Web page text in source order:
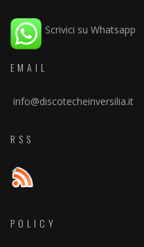
Scrivici su Whatsapp
EMAIL
info@discotecheinversilia.it
RSS
POLICY